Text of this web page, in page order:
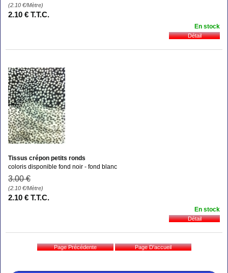
(2.10 €/Mètre)
2.10 € T.T.C.
En stock
Tissus crépon petits ronds
coloris disponible fond noir - fond blanc
3.00 €
(2.10 €/Mètre)
2.10 € T.T.C.
En stock